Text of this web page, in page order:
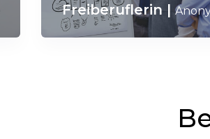
Freiberuflerin|